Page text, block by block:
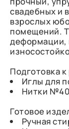
свадебных и
взрослых
помещений.
деформации,
Подготовка
Иглы для
Нитки
Готовое
Ручная